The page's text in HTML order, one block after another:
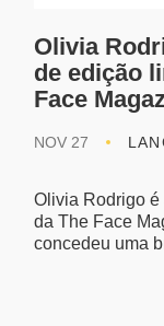
Olivia
de edição
Face
NOV 27
Olivia Rodrigo é
da The Face
concedeu uma